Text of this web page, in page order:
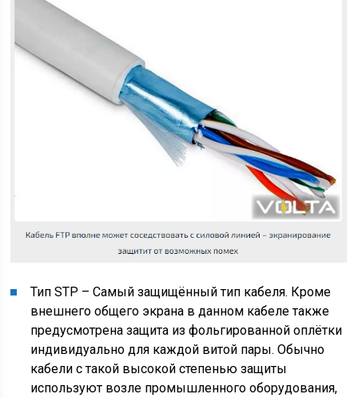
Тип STP – Самый защищённый тип кабеля. Кроме
внешнего общего экрана в данном кабеле также
предусмотрена защита из фольгированной оплётки
индивидуально для каждой витой пары. Обычно
кабели с такой высокой степенью защиты
используют возле промышленного оборудования,